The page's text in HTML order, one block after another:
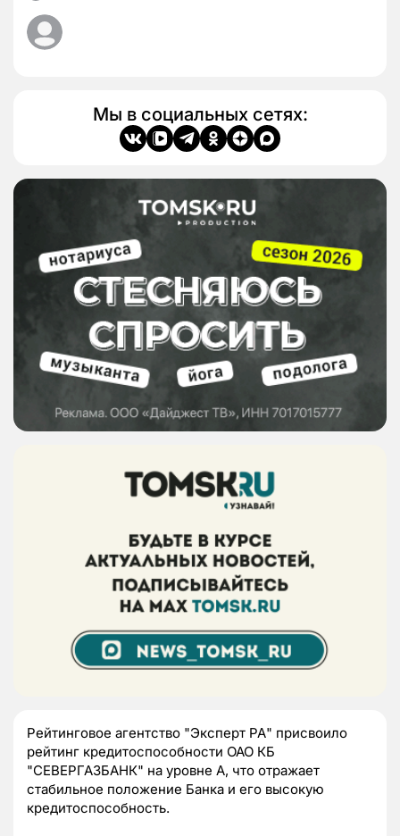
Мы в социальных сетях:
Рейтинговое агентство "Эксперт РА" присвоило
рейтинг кредитоспособности ОАО КБ
"СЕВЕРГАЗБАНК" на уровне А, что отражает
стабильное положение Банка и его высокую
кредитоспособность.